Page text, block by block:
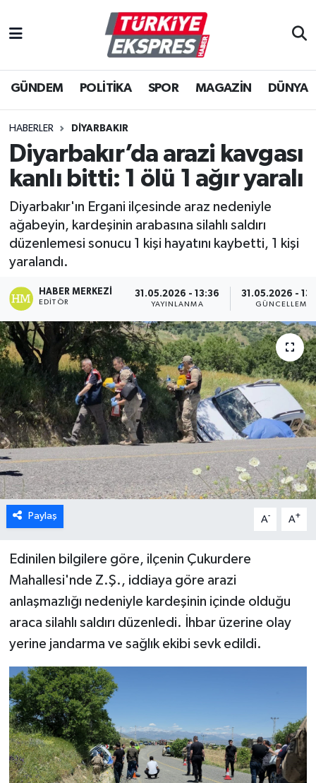
GÜNDEM POLİTİKA SPOR MAGAZİN DÜNYA
HABERLER DIYARBAKIR
Diyarbakır’da arazi kavgası
kanlı bitti: 1 ölü 1 ağır yaralı
Diyarbakır'ın Ergani ilçesinde araz nedeniyle
ağabeyin, kardeşinin arabasına silahlı saldırı
düzenlemesi sonucu 1 kişi hayatını kaybetti, 1 kişi
yaralandı.
HABER MERKEZI
EDITÖR
31.05.2026 - 13:36
YAYINLANMA
31.05.2026 -
GÜNCELLEME
Paylaş A- A+
Edinilen bilgilere göre, ilçenin Çukurdere
Mahallesi'nde Z.Ş., iddiaya göre arazi
anlaşmazlığı nedeniyle kardeşinin içinde olduğu
araca silahlı saldırı düzenledi. İhbar üzerine olay
yerine jandarma ve sağlık ekibi sevk edildi.
İstanbul Nöbetçi Eczaneler
İstanbul Hava Durumu
İstanbul Namaz Vakitleri
İstanbul Trafik Yoğunluk Haritası
Tüm Manşetler
Son Dakika Haberleri
Haber Arşivi